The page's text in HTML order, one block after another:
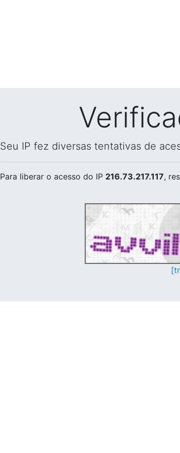
Seu IP fez diversas tentativas de
Para liberar o acesso do IP 216.73.217.117,